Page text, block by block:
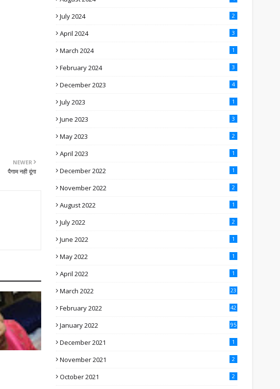
NEWER
पैगाम नही दूंगा
July 2024 2
April 2024 3
March 2024 1
February 2024 3
December 2023 4
July 2023 1
June 2023 3
May 2023 2
April 2023 1
December 2022 1
November 2022 2
August 2022 1
July 2022 2
June 2022 1
May 2022 1
April 2022 1
March 2022 23
February 2022 42
January 2022 95
December 2021 1
November 2021 2
October 2021 2